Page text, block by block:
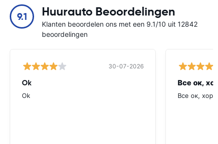
9.1 Huurauto Beoordelingen
Klanten beoordelen ons met een 9.1/10 uit 12842
beoordelingen
30-07-2026
Ok
Ok
Все ок,
Все ок,